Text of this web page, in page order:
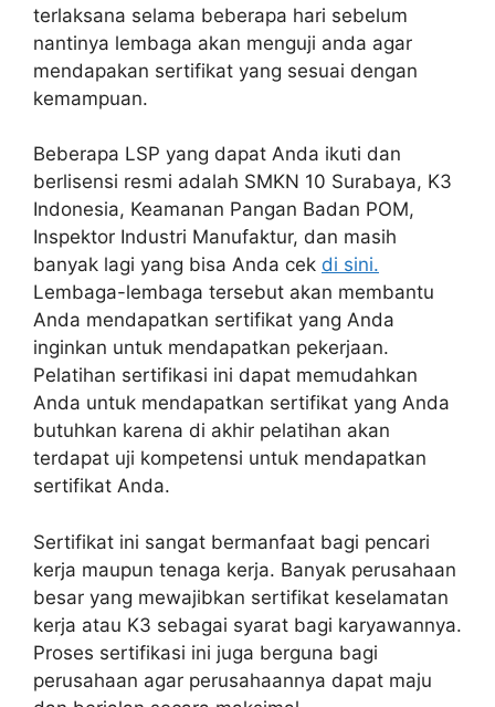
terlaksana selama beberapa hari sebelum
nantinya lembaga akan menguji anda agar
mendapakan sertifikat yang sesuai dengan
kemampuan.
Beberapa LSP yang dapat Anda ikuti dan
berlisensi resmi adalah SMKN 10 Surabaya, K3
Indonesia, Keamanan Pangan Badan POM,
Inspektor Industri Manufaktur, dan masih
banyak lagi yang bisa Anda cek di sini.
Lembaga-lembaga tersebut akan membantu
Anda mendapatkan sertifikat yang Anda
inginkan untuk mendapatkan pekerjaan.
Pelatihan sertifikasi ini dapat memudahkan
Anda untuk mendapatkan sertifikat yang Anda
butuhkan karena di akhir pelatihan akan
terdapat uji kompetensi untuk mendapatkan
sertifikat Anda.
Sertifikat ini sangat bermanfaat bagi pencari
kerja maupun tenaga kerja. Banyak perusahaan
besar yang mewajibkan sertifikat keselamatan
kerja atau K3 sebagai syarat bagi karyawannya.
Proses sertifikasi ini juga berguna bagi
perusahaan agar perusahaannya dapat maju